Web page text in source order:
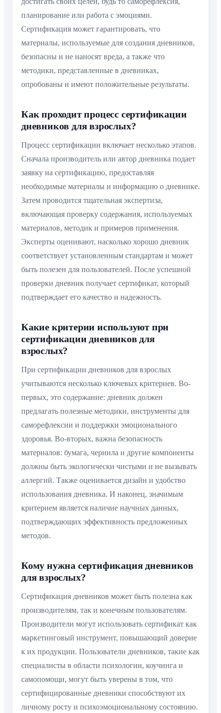
планирование или работа с эмоциями.
Сертификация может гарантировать, что
материалы, используемые для создания дневников,
безопасны и не наносят вреда, а также что
методики, представленные в дневниках,
опробованы и имеют положительные результаты.
Как проходит процесс сертификации
дневников для взрослых?
Процесс сертификации включает несколько этапов.
Сначала производитель или автор дневника подает
заявку на сертификацию, предоставляя
необходимые материалы и информацию о дневнике.
Затем проводится тщательная экспертиза,
включающая проверку содержания, используемых
материалов, методик и примеров применения.
Эксперты оценивают, насколько хорошо дневник
соответствует установленным стандартам и может
быть полезен для пользователей. После успешной
проверки дневник получает сертификат, который
подтверждает его качество и надежность.
Какие критерии используют при
сертификации дневников для
взрослых?
При сертификации дневников для взрослых
учитываются несколько ключевых критериев. Во-
первых, это содержание: дневник должен
предлагать полезные методики, инструменты для
саморефлексии и поддержки эмоционального
здоровья. Во-вторых, важна безопасность
материалов: бумага, чернила и другие компоненты
должны быть экологически чистыми и не вызывать
аллергий. Также оценивается дизайн и удобство
использования дневника. И наконец, значимым
критерием является наличие научных данных,
подтверждающих эффективность предложенных
методов.
Кому нужна сертификация дневников
для взрослых?
Сертификация дневников может быть полезна как
производителям, так и конечным пользователям.
Производители могут использовать сертификат как
маркетинговый инструмент, повышающий доверие
к их продукции. Пользователи дневников, такие как
специалисты в области психологии, коучинга и
самопомощи, могут быть уверены в том, что
сертифицированные дневники способствуют их
личному росту и психоэмоциональному состоянию.